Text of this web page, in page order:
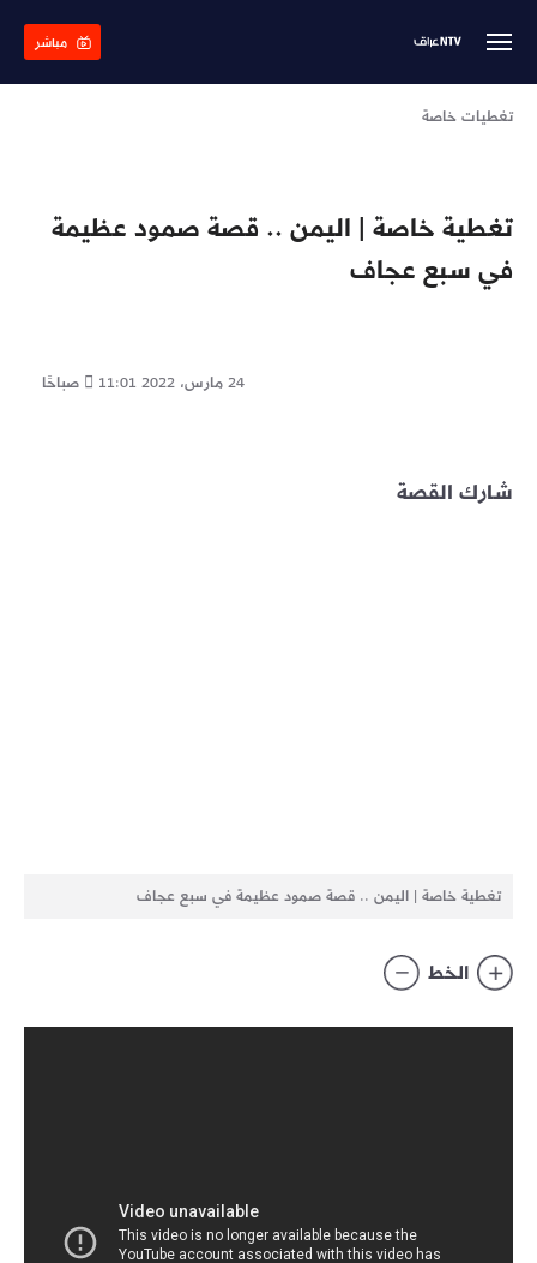
main
مباشر
تغطيات خاصة
تغطية خاصة | اليمن .. قصة صمود عظيمة
في سبع عجاف
24 مارس، 2022 11:01 صباحًا
شارك القصة
تغطية خاصة | اليمن .. قصة صمود عظيمة في سبع عجاف
الخط